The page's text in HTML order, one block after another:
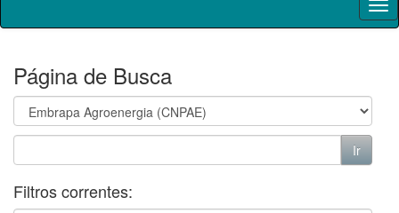
Página de Busca
Filtros correntes: